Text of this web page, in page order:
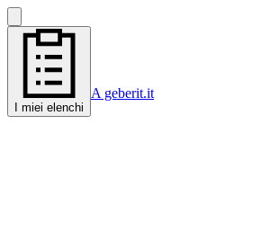
I miei elenchi
A geberit.it